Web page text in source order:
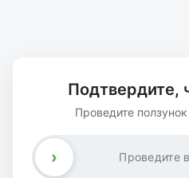
Подтвердите,
Проведите
Проведите
›